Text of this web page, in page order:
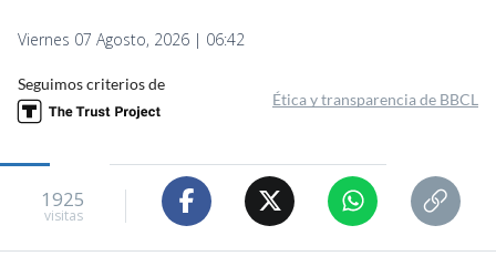
Viernes 07 Agosto, 2026 | 06:42
Seguimos criterios de
Ética y transparencia de BBCL
1925
visitas